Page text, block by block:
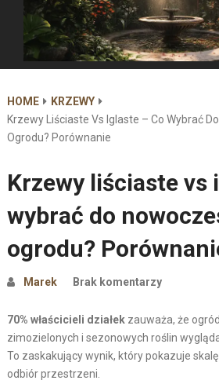
HOME
KRZEWY
Krzewy Liściaste Vs Iglaste – Co Wybrać
Ogrodu? Porównanie
Krzewy liściaste vs
wybrać do
ogrodu?
Marek Brak komentarzy
70% właścicieli działekzauważa, że
zimozielonych i sezonowych roślin
To zaskakujący wynik, który pokazuje
odbiór przestrzeni.